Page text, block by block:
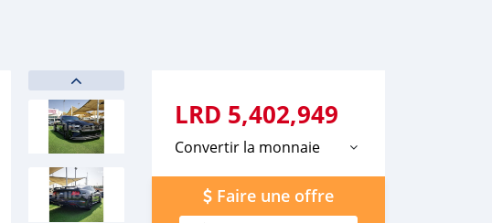
LRD 5,402,949
Convertir la monnaie
Faire une offre